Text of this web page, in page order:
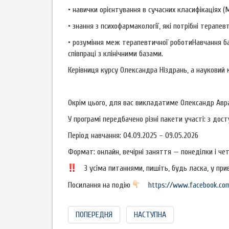
• навички орієнтування в сучасних класифікаціях
• знання з психофармакології, які потрібні
• розуміння меж терапевтичної роботиНавчання
співпраці з клінічними базами.
Керівниця курсу Олександра Ніздрань, а
Окрім цього, для вас викладатиме Олександр
У програмі передбачено різні пакети участі: з
Період навчання: 04.09.2025 – 09.05.2026
Формат: онлайн, вечірні заняття — понеділки і
З усіма питаннями, пишіть, будь ласка, у
Посилання на подію
https://
ПОПЕРЕДНЯ НАСТУПНА